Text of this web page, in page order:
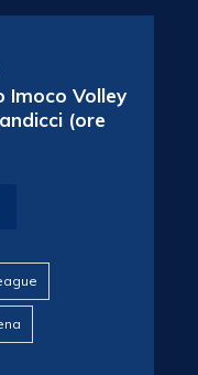
Imoco Volley
(ore